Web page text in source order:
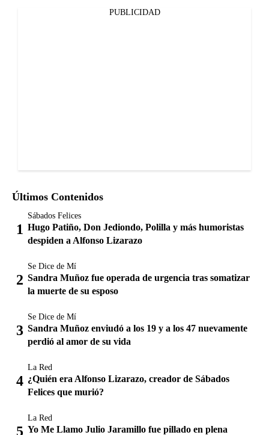
PUBLICIDAD
Últimos Contenidos
Sábados Felices
Hugo Patiño, Don Jediondo, Polilla y más humoristas
despiden a Alfonso Lizarazo
Se Dice de Mí
Sandra Muñoz fue operada de urgencia tras somatizar
la muerte de su esposo
Se Dice de Mí
Sandra Muñoz enviudó a los 19 y a los 47 nuevamente
perdió al amor de su vida
La Red
¿Quién era Alfonso Lizarazo, creador de Sábados
Felices que murió?
La Red
Yo Me Llamo Julio Jaramillo fue pillado en plena